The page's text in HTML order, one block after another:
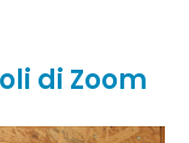
di Zoom